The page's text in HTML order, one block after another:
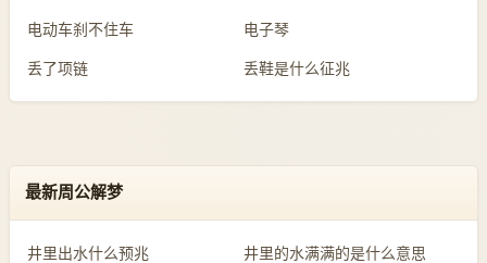
电动车刹不住车 电子琴
丢了项链 丢鞋是什么征兆
最新周公解梦
井里出水什么预兆 井里的水满满的是什么意思